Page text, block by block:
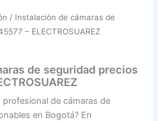
/ Instalación de cámaras de
– ELECTROSUAREZ
de seguridad precios
profesional de cámaras de
en Bogotá? En